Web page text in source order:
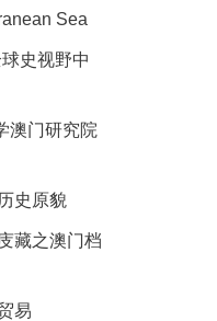
Sea
史视野中
澳门研究院
史原貌
藏之澳门档
易